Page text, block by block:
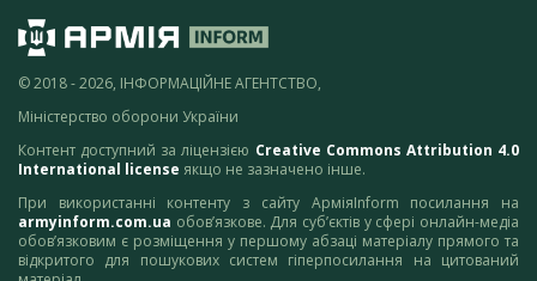
© 2018 - 2026, ІНФОРМАЦІЙНЕ АГЕНТСТВО,
Міністерство оборони України
Контент доступний за ліцензією Creative Commons Attribution 4.0
International license якщо не зазначено інше.
При використанні контенту з сайту АрміяInform посилання на
armyinform.com.ua обов’язкове. Для суб’єктів у сфері онлайн-медіа
обов’язковим є розміщення у першому абзаці матеріалу прямого та
відкритого для пошукових систем гіперпосилання на цитований